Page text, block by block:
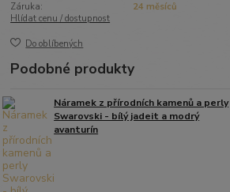
Záruka:
24 měsíců
Hlídat cenu / dostupnost
Do oblíbených
Podobné produkty
Náramek z přírodních kamenů a perly
Swarovski - bílý jadeit a modrý
avanturín